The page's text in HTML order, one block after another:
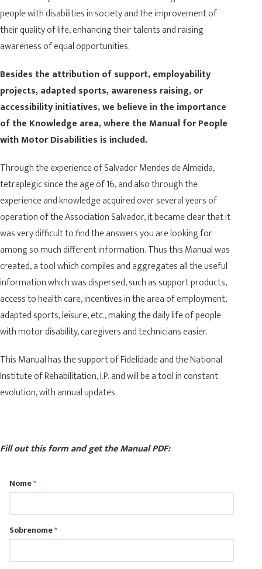
people with disabilities in society and the improvement of
their quality of life, enhancing their talents and raising
awareness of equal opportunities.
Besides the attribution of support, employability
projects, adapted sports, awareness raising, or
accessibility initiatives, we believe in the importance
of the Knowledge area, where the Manual for People
with Motor Disabilities is included.
Through the experience of Salvador Mendes de Almeida,
tetraplegic since the age of 16, and also through the
experience and knowledge acquired over several years of
operation of the Association Salvador, it became clear that it
was very difficult to find the answers you are looking for
among so much different information. Thus this Manual was
created, a tool which compiles and aggregates all the useful
information which was dispersed, such as support products,
access to health care, incentives in the area of employment,
adapted sports, leisure, etc., making the daily life of people
with motor disability, caregivers and technicians easier.
This Manual has the support of Fidelidade and the National
Institute of Rehabilitation, I.P. and will be a tool in constant
evolution, with annual updates.
Fill out this form and get the Manual PDF:
Nome*
Sobrenome*